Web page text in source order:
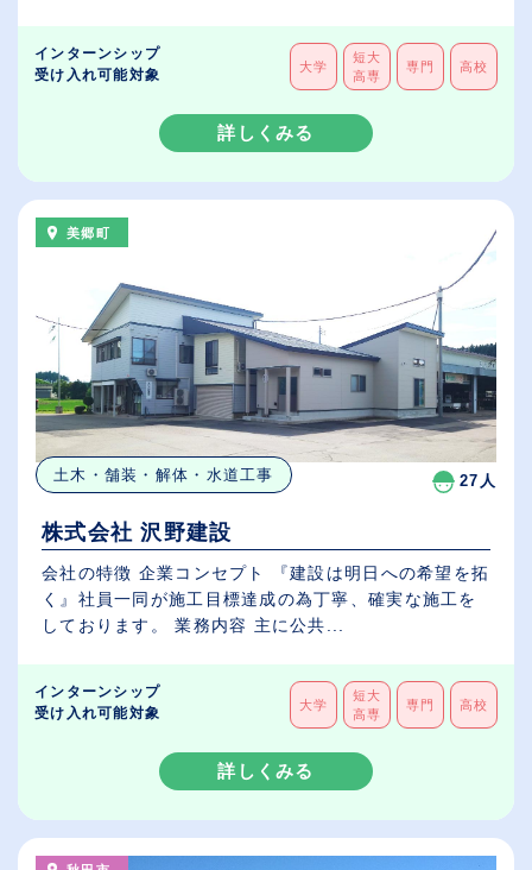
インターンシップ
受け入れ可能対象
大学
短大
高専
専門 高校
詳しくみる
美郷町
土木・舗装・解体・水道工事 27人
株式会社 沢野建設
会社の特徴 企業コンセプト 『建設は明日への希望を拓
く』社員一同が施工目標達成の為丁寧、確実な施工を
しております。 業務内容 主に公共...
インターンシップ
受け入れ可能対象
大学
短大
高専
専門 高校
詳しくみる